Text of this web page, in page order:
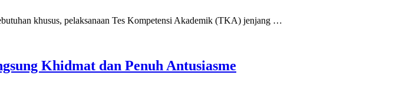
khusus, pelaksanaan Tes Kompetensi Akademik (TKA) jenjang …
Khidmat dan Penuh Antusiasme